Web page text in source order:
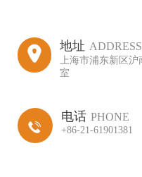
地址 ADDRESS
上海市浦东新区沪
室
电话 PHONE
+86-21-61901381